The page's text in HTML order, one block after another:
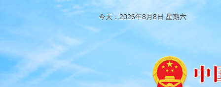
今天：2026年8月8日 星期六